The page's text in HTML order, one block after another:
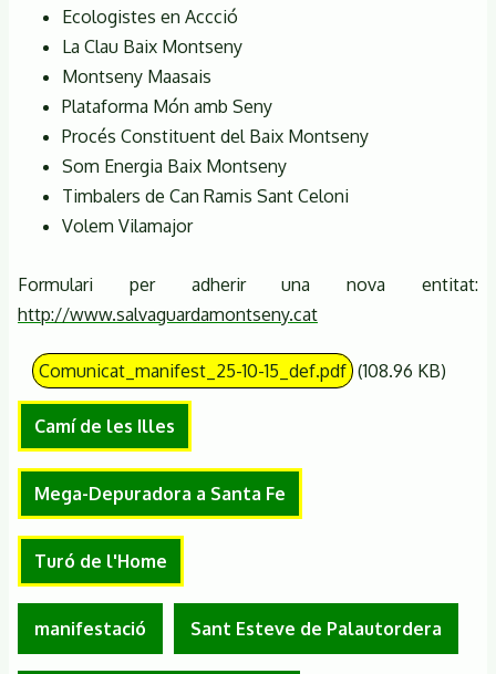
Ecologistes en Accció
La Clau Baix Montseny
Montseny Maasais
Plataforma Món amb Seny
Procés Constituent del Baix Montseny
Som Energia Baix Montseny
Timbalers de Can Ramis Sant Celoni
Volem Vilamajor
Formulari per adherir una nova entitat:
http://www.salvaguardamontseny.cat
Comunicat_manifest_25-10-15_def.pdf (108.96 KB)
Camí de les Illes
Mega-Depuradora a Santa Fe
Turó de l'Home
manifestació Sant Esteve de Palautordera